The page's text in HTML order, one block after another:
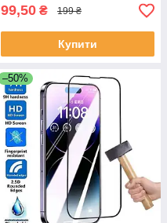
99,50 ₴ 199 ₴
Купити
–50%